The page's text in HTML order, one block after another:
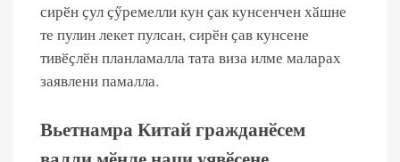
сирӗн ҫул ҫӳремелли кун ҫак кунсенчен хӑшне
те пулин лекет пулсан, сирӗн ҫав кунсене
тивӗҫлӗн планламалла тата виза илме маларах
заявлени памалла.
Вьетнамра Китай гражданӗсем